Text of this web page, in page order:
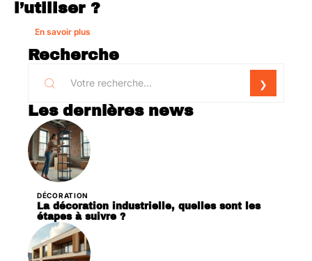
l’utiliser ?
En savoir plus
Recherche
Les dernières news
DÉCORATION
La décoration industrielle, quelles sont les
étapes à suivre ?